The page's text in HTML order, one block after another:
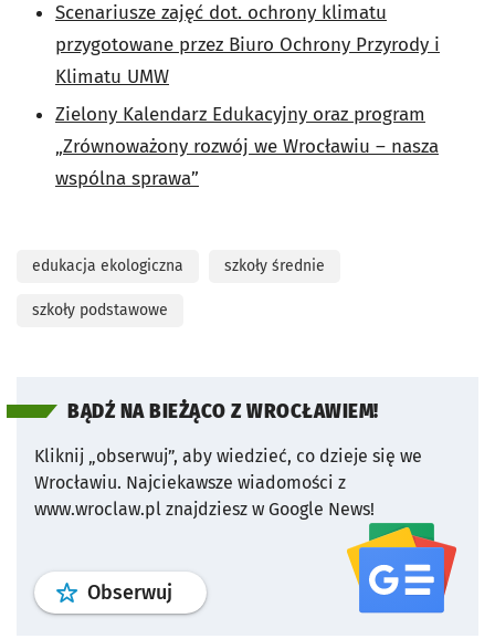
Scenariusze zajęć dot. ochrony klimatu
przygotowane przez Biuro Ochrony Przyrody i
Klimatu UMW
Zielony Kalendarz Edukacyjny oraz program
„Zrównoważony rozwój we Wrocławiu – nasza
wspólna sprawa”
edukacja ekologiczna szkoły średnie
szkoły podstawowe
BĄDŹ NA BIEŻĄCO Z WROCŁAWIEM!
Kliknij „obserwuj”, aby wiedzieć, co dzieje się we
Wrocławiu. Najciekawsze wiadomości z
www.wroclaw.pl znajdziesz w Google News!
Obserwuj profil serwisu